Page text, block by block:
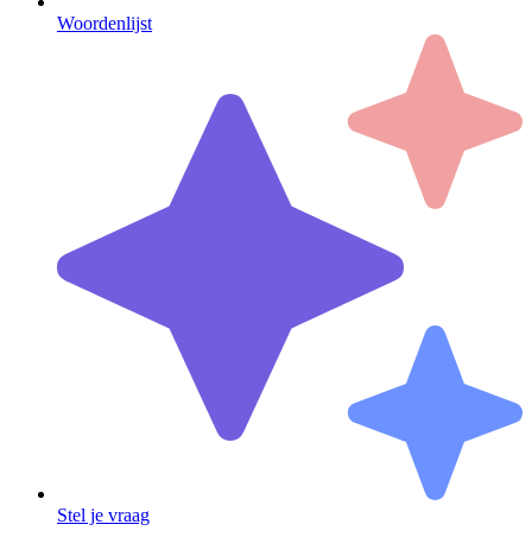
Woordenlijst
Stel je vraag